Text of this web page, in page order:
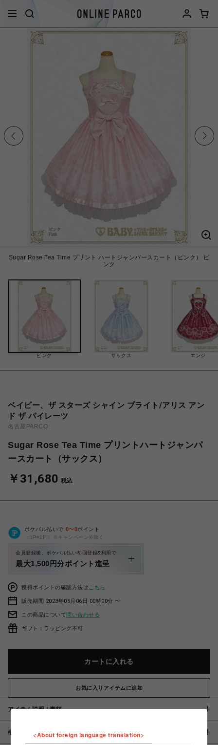
Sugar Rose Tea Time プリント ハートジャンパースカート（ピンク） ピ
ンク
ピンク サックス エンジ
ベイビー、ザ スターズ シャイン ブライト/アリス アン
ド ザ パイレーツ
名古屋PARCO
Sugar Rose Tea Time プリントハートジャンパ
ースカート（サックス）
￥31,680 税込
ポケパル払いで 0〜0ポイント
（1P=1円）※キャンペーン分除く
会員登録後、ポケパル払い初回登録&利用で
最大1,500円分ポイント進呈
獲得ポイントの確認方法は こちら
販売期間 2023年05月06日 00時00分 〜
この商品について問い合わせる
ギフト：ラッピング不可
カートに入れる
お気に入りアイテムに追加
アイテム説明 / 素材
概要 <About foreign language translation>